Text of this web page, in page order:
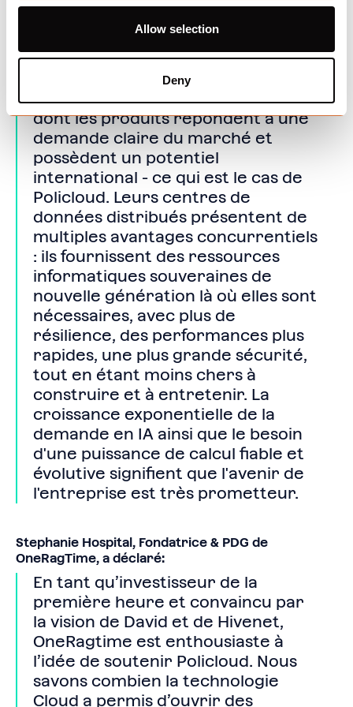
Allow selection
Deny
équipe de direction, après les
résultats positifs qu'ils ont obtenus
avec Hivenet. Nous recherchons
des entrepreneurs visionnaires,
dont les produits répondent à une
demande claire du marché et
possèdent un potentiel
international - ce qui est le cas de
Policloud. Leurs centres de
données distribués présentent de
multiples avantages concurrentiels
: ils fournissent des ressources
informatiques souveraines de
nouvelle génération là où elles sont
nécessaires, avec plus de
résilience, des performances plus
rapides, une plus grande sécurité,
tout en étant moins chers à
construire et à entretenir. La
croissance exponentielle de la
demande en IA ainsi que le besoin
d'une puissance de calcul fiable et
évolutive signifient que l'avenir de
l'entreprise est très prometteur.
Stephanie Hospital, Fondatrice & PDG de
OneRagTime, a déclaré:
En tant qu’investisseur de la
première heure et convaincu par
la vision de David et de Hivenet,
OneRagtime est enthousiaste à
l’idée de soutenir Policloud. Nous
savons combien la technologie
Cloud a permis d’ouvrir des